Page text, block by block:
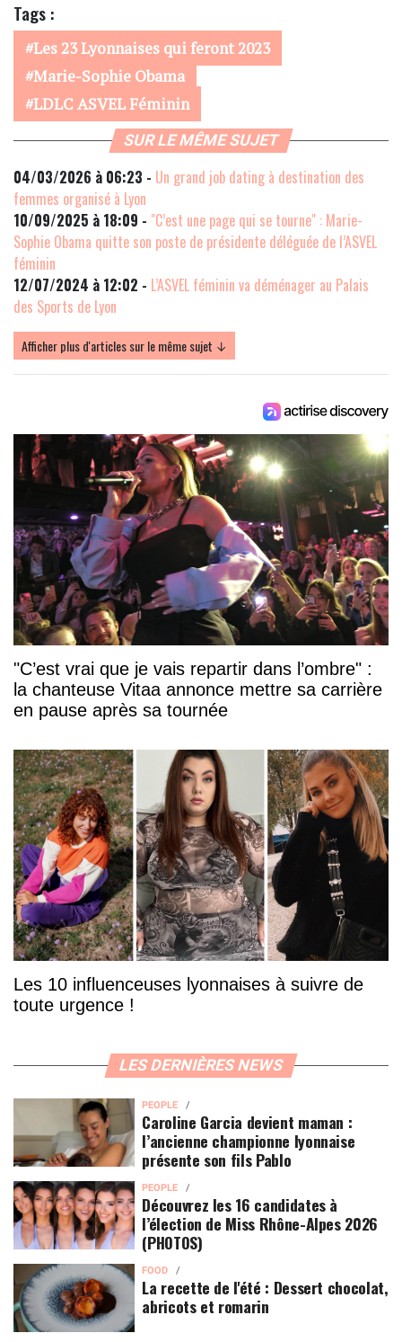
Tags :
Les 23 Lyonnaises qui feront 2023
Marie-Sophie Obama
LDLC ASVEL Féminin
SUR LE MÊME SUJET
04/03/2026 à 06:23 - Un grand job dating à destination des
femmes organisé à Lyon
10/09/2025 à 18:09 - "C’est une page qui se tourne" : Marie-
Sophie Obama quitte son poste de présidente déléguée de l’ASVEL
féminin
12/07/2024 à 12:02 - L’ASVEL féminin va déménager au Palais
des Sports de Lyon
Afficher plus d'articles sur le même sujet ↓
"C’est vrai que je vais repartir dans l’ombre" :
la chanteuse Vitaa annonce mettre sa carrière
en pause après sa tournée
Les 10 influenceuses lyonnaises à suivre de
toute urgence !
LES DERNIÈRES NEWS
PEOPLE
Caroline Garcia devient maman :
l’ancienne championne lyonnaise
présente son fils Pablo
PEOPLE
Découvrez les 16 candidates à
l’élection de Miss Rhône-Alpes 2026
(PHOTOS)
FOOD
La recette de l'été : Dessert chocolat,
abricots et romarin